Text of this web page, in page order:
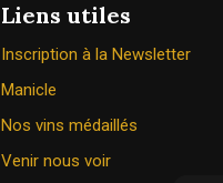
Liens utiles
Inscription à la Newsletter
Manicle
Nos vins médaillés
Venir nous voir